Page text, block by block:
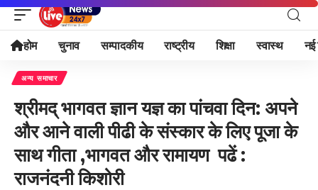
होम चुनाव सम्पादकीय राष्ट्रीय शिक्षा स्वास्थ नई
अन्य समाचार
श्रीमद् भागवत ज्ञान यज्ञ का पांचवा दिन: अपने
और आने वाली पीढी के संस्कार के लिए पूजा के
साथ गीता ,भागवत और रामायण पढें :
राजनंदनी किशोरी